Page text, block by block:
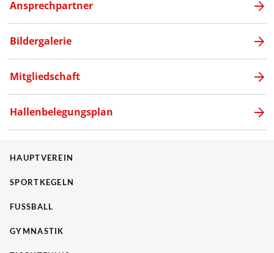
Ansprechpartner
Bildergalerie
Mitgliedschaft
Hallenbelegungsplan
HAUPTVEREIN
SPORTKEGELN
FUSSBALL
GYMNASTIK